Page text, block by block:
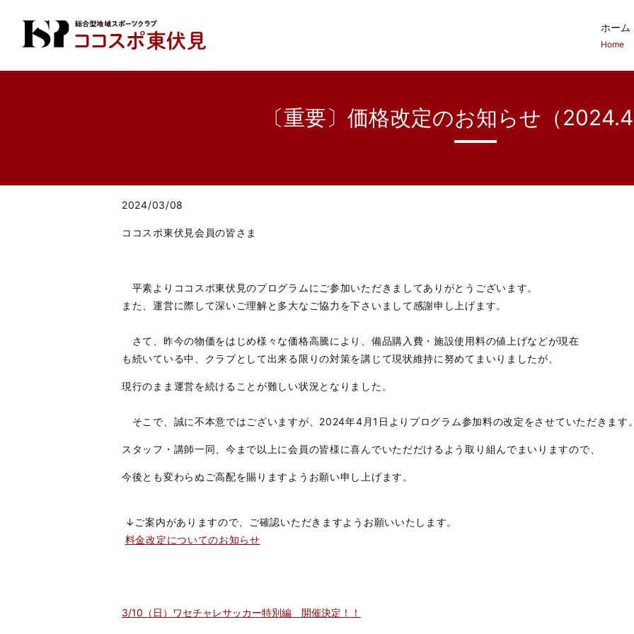
ホーム
Home
〔重要〕価格改定のお知らせ（
2024/03/08
ココスポ東伏見会員の皆さま
平素よりココスポ東伏見のプログラムにご参加いただきましてありがとうございます。
また、運営に際して深いご理解と多大なご協力を下さいまして感謝申し上げます。
さて、昨今の物価をはじめ様々な価格高騰により、備品購入費・施設使用料の値上げなどが現在
も続いている中、クラブとして出来る限りの対策を講じて現状維持に努めてまいりましたが、
現行のまま運営を続けることが難しい状況となりました。
そこで、誠に不本意ではございますが、2024年4月1日よりプログラム参加料の改定をさせていただきます。
スタッフ・講師一同、今まで以上に会員の皆様に喜んでいただだけるよう取り組んでまいりますので、
今後とも変わらぬご高配を賜りますようお願い申し上げます。
↓ご案内がありますので、ご確認いただきますようお願いいたします。
料金改定についてのお知らせ
3/10（日）ワセチャレサッカー特別編 開催決定！！